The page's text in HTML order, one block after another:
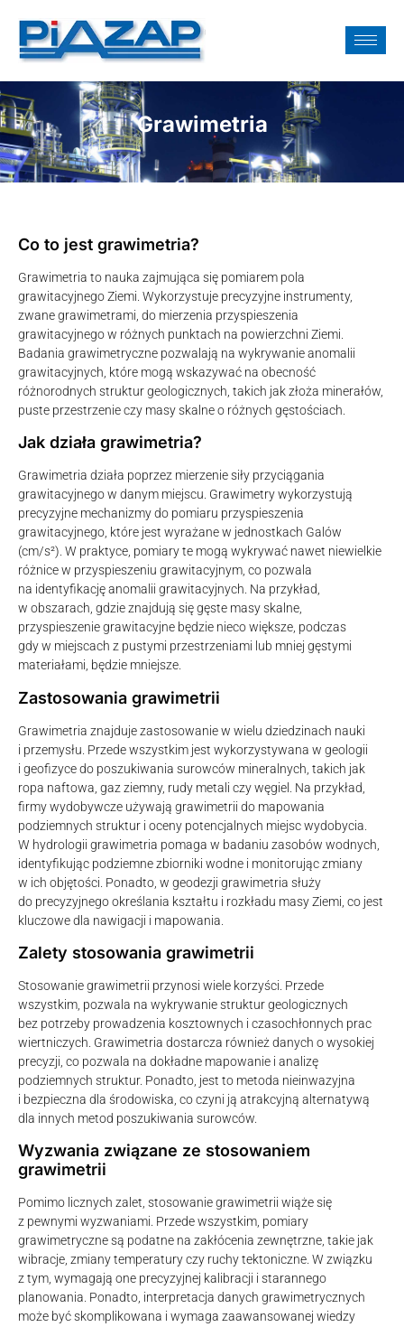
Grawimetria
Co to jest grawimetria?
Grawimetria to nauka zajmująca się pomiarem pola
grawitacyjnego Ziemi. Wykorzystuje precyzyjne instrumenty,
zwane grawimetrami, do mierzenia przyspieszenia
grawitacyjnego w różnych punktach na powierzchni Ziemi.
Badania grawimetryczne pozwalają na wykrywanie anomalii
grawitacyjnych, które mogą wskazywać na obecność
różnorodnych struktur geologicznych, takich jak złoża minerałów,
puste przestrzenie czy masy skalne o różnych gęstościach.
Jak działa grawimetria?
Grawimetria działa poprzez mierzenie siły przyciągania
grawitacyjnego w danym miejscu. Grawimetry wykorzystują
precyzyjne mechanizmy do pomiaru przyspieszenia
grawitacyjnego, które jest wyrażane w jednostkach Galów
(cm/s²). W praktyce, pomiary te mogą wykrywać nawet niewielkie
różnice w przyspieszeniu grawitacyjnym, co pozwala
na identyfikację anomalii grawitacyjnych. Na przykład,
w obszarach, gdzie znajdują się gęste masy skalne,
przyspieszenie grawitacyjne będzie nieco większe, podczas
gdy w miejscach z pustymi przestrzeniami lub mniej gęstymi
materiałami, będzie mniejsze.
Zastosowania grawimetrii
Grawimetria znajduje zastosowanie w wielu dziedzinach nauki
i przemysłu. Przede wszystkim jest wykorzystywana w geologii
i geofizyce do poszukiwania surowców mineralnych, takich jak
ropa naftowa, gaz ziemny, rudy metali czy węgiel. Na przykład,
firmy wydobywcze używają grawimetrii do mapowania
podziemnych struktur i oceny potencjalnych miejsc wydobycia.
W hydrologii grawimetria pomaga w badaniu zasobów wodnych,
identyfikując podziemne zbiorniki wodne i monitorując zmiany
w ich objętości. Ponadto, w geodezji grawimetria służy
do precyzyjnego określania kształtu i rozkładu masy Ziemi, co jest
kluczowe dla nawigacji i mapowania.
Zalety stosowania grawimetrii
Stosowanie grawimetrii przynosi wiele korzyści. Przede
wszystkim, pozwala na wykrywanie struktur geologicznych
bez potrzeby prowadzenia kosztownych i czasochłonnych prac
wiertniczych. Grawimetria dostarcza również danych o wysokiej
precyzji, co pozwala na dokładne mapowanie i analizę
podziemnych struktur. Ponadto, jest to metoda nieinwazyjna
i bezpieczna dla środowiska, co czyni ją atrakcyjną alternatywą
dla innych metod poszukiwania surowców.
Wyzwania związane ze stosowaniem
grawimetrii
Pomimo licznych zalet, stosowanie grawimetrii wiąże się
z pewnymi wyzwaniami. Przede wszystkim, pomiary
grawimetryczne są podatne na zakłócenia zewnętrzne, takie jak
wibracje, zmiany temperatury czy ruchy tektoniczne. W związku
z tym, wymagają one precyzyjnej kalibracji i starannego
planowania. Ponadto, interpretacja danych grawimetrycznych
może być skomplikowana i wymaga zaawansowanej wiedzy